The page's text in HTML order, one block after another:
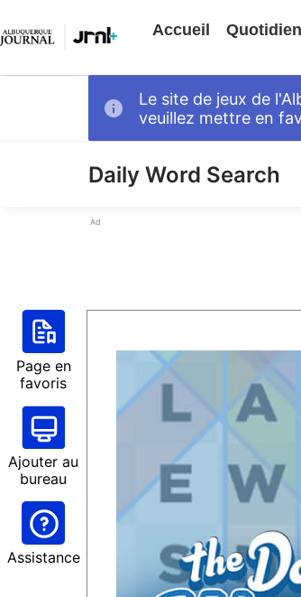
Accueil Quotidien
Le site de jeux de
veuillez mettre en
Daily Word Search
Ad
Page en
favoris
Ajouter au
bureau
Assistance